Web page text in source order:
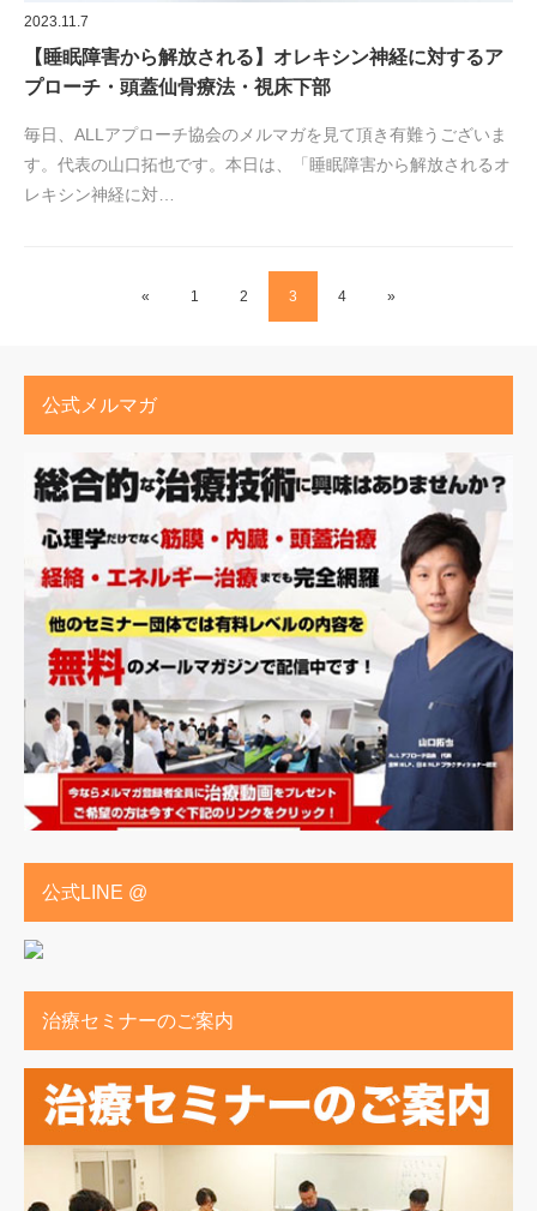
2023.11.7
【睡眠障害から解放される】オレキシン神経に対するア
プローチ・頭蓋仙骨療法・視床下部
毎日、ALLアプローチ協会のメルマガを見て頂き有難うございま
す。代表の山口拓也です。本日は、「睡眠障害から解放されるオ
レキシン神経に対…
« 1 2 3 4 »
公式メルマガ
公式LINE @
治療セミナーのご案内